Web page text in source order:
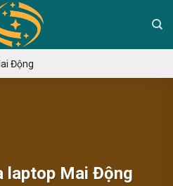
Động
laptop Mai Động